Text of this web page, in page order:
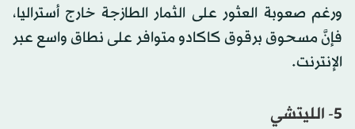
ورغم صعوبة العثور على الثمار الطازجة خارج أستراليا،
فإنَّ مسحوق برقوق كاكادو متوافر على نطاق واسع عبر
الإنترنت.
5- الليتشي